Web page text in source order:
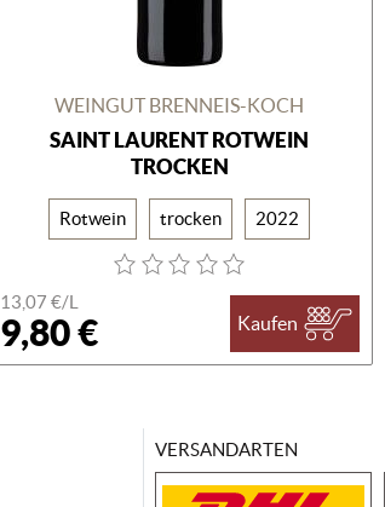
WEINGUT BRENNEIS-KOCH
SAINT LAURENT ROTWEIN
TROCKEN
Rotwein trocken 2022
13,07 €/L
9,80 € Kaufen
VERSANDARTEN